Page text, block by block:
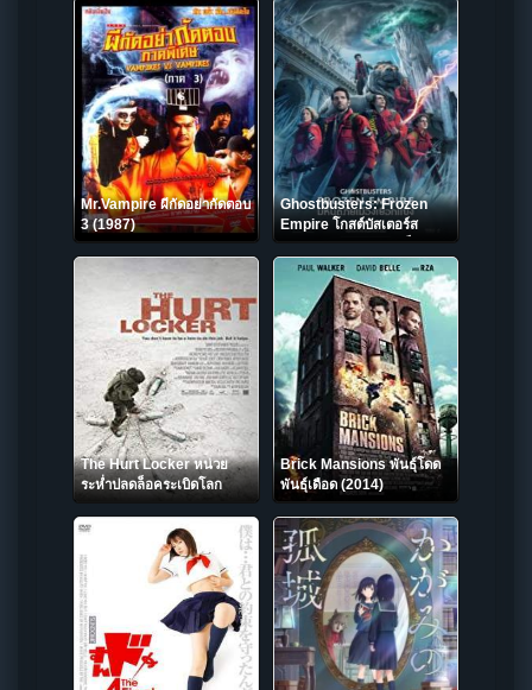
Mr.Vampire ผีกัดอย่ากัดตอบ
3 (1987)
Ghostbusters: Frozen
Empire โกสต์บัสเตอร์ส
มหันตภัยเมืองเยือกแข็ง
(2024)
The Hurt Locker หน่วย
ระห่ำปลดล็อคระเบิดโลก
Brick Mansions พันธุ์โดด
พันธุ์เดือด (2014)